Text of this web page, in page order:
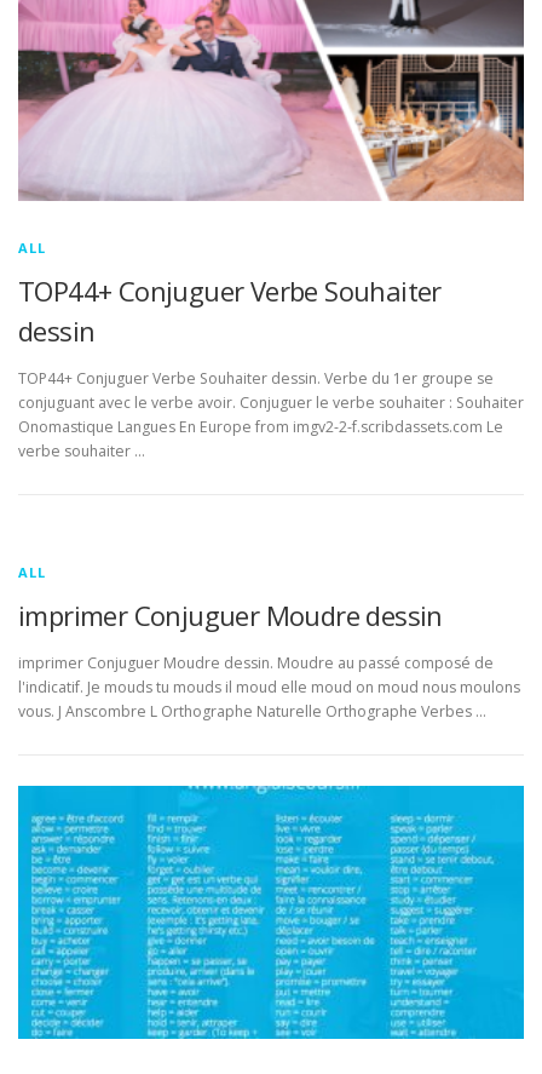
ALL
TOP44+ Conjuguer Verbe Souhaiter
dessin
TOP44+ Conjuguer Verbe Souhaiter dessin. Verbe du 1er groupe se
conjuguant avec le verbe avoir. Conjuguer le verbe souhaiter : Souhaiter
Onomastique Langues En Europe from imgv2-2-f.scribdassets.com Le
verbe souhaiter …
ALL
imprimer Conjuguer Moudre dessin
imprimer Conjuguer Moudre dessin. Moudre au passé composé de
l'indicatif. Je mouds tu mouds il moud elle moud on moud nous moulons
vous. J Anscombre L Orthographe Naturelle Orthographe Verbes …